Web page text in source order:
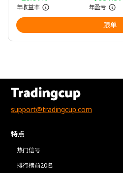
年收益率 年盈亏
跟单
support@tradingcup.com
特点
热门信号
排行榜前20名